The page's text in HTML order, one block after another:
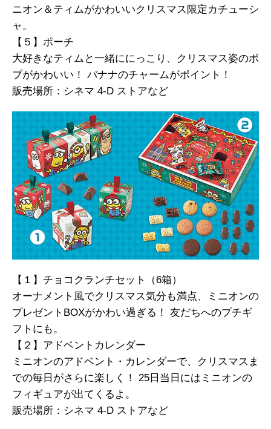
ニオン＆ティムがかわいいクリスマス限定カチューシ
ャ。
【５】ポーチ
大好きなティムと一緒ににっこり、クリスマス姿のボ
ブがかわいい！ バナナのチャームがポイント！
販売場所：シネマ 4-D ストアなど
【１】チョコクランチセット（6箱）
オーナメント風でクリスマス気分も満点、ミニオンの
プレゼントBOXがかわい過ぎる！ 友だちへのプチギ
フトにも。
【２】アドベントカレンダー
ミニオンのアドベント・カレンダーで、クリスマスま
での毎日がさらに楽しく！ 25日当日にはミニオンの
フィギュアが出てくるよ。
販売場所：シネマ 4-D ストアなど